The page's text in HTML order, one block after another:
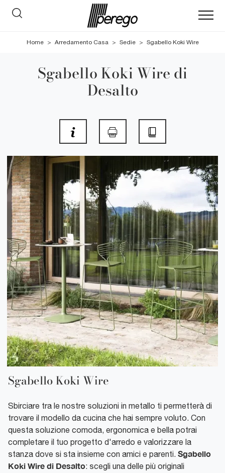
Home > Arredamento Casa > Sedie > Sgabello Koki Wire
Sgabello Koki Wire di
Desalto
Sgabello Koki Wire
Sbirciare tra le nostre soluzioni in metallo ti permetterà di
trovare il modello da cucina che hai sempre voluto. Con
questa soluzione comoda, ergonomica e bella potrai
completare il tuo progetto d'arredo e valorizzare la
stanza dove si sta insieme con amici e parenti. Sgabello
Koki Wire di Desalto: scegli una delle più originali